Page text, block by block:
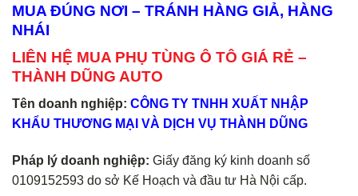
MUA ĐÚNG NƠI – TRÁNH HÀNG GIẢ, HÀNG
NHÁI
LIÊN HỆ MUA PHỤ TÙNG Ô TÔ GIÁ RẺ –
THÀNH DŨNG AUTO
Tên doanh nghiệp: CÔNG TY TNHH XUẤT NHẬP
KHẨU THƯƠNG MẠI VÀ DỊCH VỤ THÀNH DŨNG
Pháp lý doanh nghiệp: Giấy đăng ký kinh doanh số
0109152593 do sở Kế Hoạch và đầu tư Hà Nội cấp.